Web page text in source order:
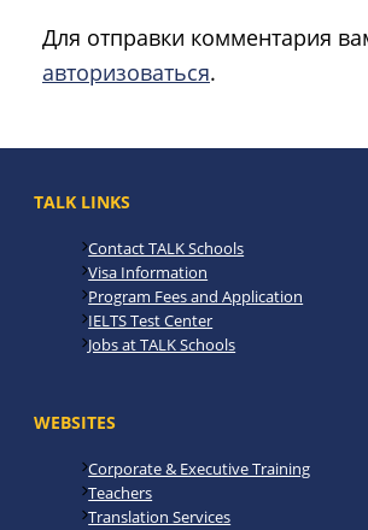
Для отправки комментария
авторизоваться.
TALK LINKS
Contact TALK Schools
Visa Information
Program Fees and Application
IELTS Test Center
Jobs at TALK Schools
WEBSITES
Corporate & Executive Training
Teachers
Translation Services